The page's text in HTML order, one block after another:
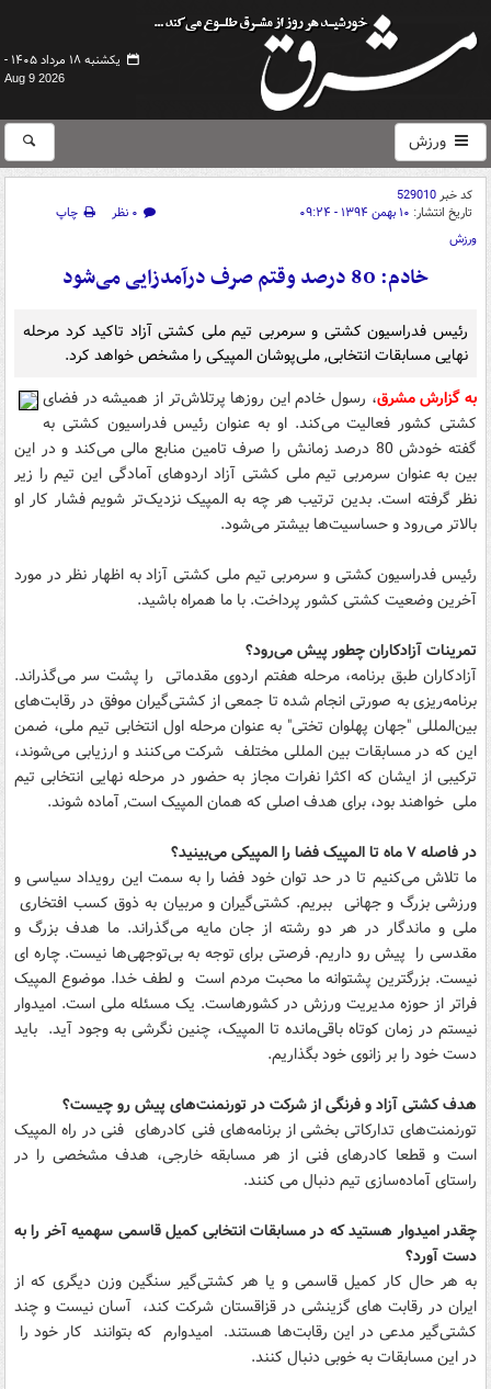
یکشنبه ۱۸ مرداد ۱۴۰۵ -
Aug 9 2026
ورزش
کد خبر529010
تاریخ انتشار: ۱۰ بهمن ۱۳۹۴ - ۰۹:۲۴ ۰ نظر
چاپ
ورزش
خادم: 80 درصد وقتم صرف درآمدزایی می‌شود
رئیس فدراسیون کشتی و سرمربی تیم ملی کشتی آزاد تاکید کرد مرحله
نهایی مسابقات انتخابی, ملی‌پوشان المپیکی را مشخص خواهد کرد.
به گزارش مشرق، رسول خادم این روزها پرتلاش‌تر از همیشه در فضای
کشتی کشور فعالیت می‌کند. او به عنوان رئیس فدراسیون کشتی به
گفته خودش 80 درصد زمانش را صرف تامین منابع مالی‌ می‌کند و در این
بین به عنوان سرمربی تیم ملی کشتی آزاد اردوهای آمادگی این تیم را زیر
نظر گرفته است. بدین ترتیب هر چه به المپیک نزدیک‌تر شویم فشار کار او
بالاتر می‌رود و حساسیت‌ها بیشتر می‌شود.
رئیس فدراسیون کشتی و سرمربی تیم ملی کشتی آزاد به اظهار نظر در مورد
آخرین وضعیت کشتی کشور پرداخت. با ما همراه باشید.
تمرینات آزادکاران چطور پیش می‌رود؟
آزادکاران طبق برنامه، مرحله هفتم اردوی مقدماتی را پشت سر می‌گذراند.
برنامه‌ریزی به صورتی انجام شده تا جمعی از کشتی‌گیران موفق در رقابت‌های
بین‌المللی "جهان پهلوان تختی" به عنوان مرحله اول انتخابی تیم ملی، ضمن
این که در مسابقات بین المللی مختلف شرکت می‌کنند و ارزیابی می‌شوند،
ترکیبی از ایشان که اکثرا نفرات مجاز به حضور در مرحله نهایی انتخابی تیم
ملی خواهند بود، برای هدف اصلی که همان المپیک است, آماده شوند.
در فاصله ٧ ماه تا المپیک فضا را المپیکی می‌بینید؟
ما تلاش می‌کنیم تا در حد توان خود فضا را به سمت این رویداد سیاسی و
ورزشی بزرگ و جهانی ببریم. کشتی‌گیران و مربیان به ذوق کسب افتخاری
ملی و ماندگار در هر دو رشته از جان مایه می‌گذراند. ما هدف بزرگ و
مقدسی را پیش رو داریم. فرصتی برای توجه به بی‌توجهی‌ها نیست. چاره ای
نیست. بزرگترین پشتوانه ما محبت مردم است و لطف خدا. موضوع المپیک
فراتر از حوزه مدیریت ورزش در کشورهاست. یک مسئله ملی است. امیدوار
نیستم در زمان کوتاه باقی‌مانده تا المپیک، چنین نگرشی به وجود آید. باید
دست خود را بر زانوی خود بگذاریم.
هدف کشتی آزاد و فرنگی از شرکت در تورنمنت‌های پیش رو چیست؟
تورنمنت‌های تدارکاتی بخشی از برنامه‌های فنی کادرهای فنی در راه المپیک
است و قطعا کادرهای فنی از هر مسابقه خارجی، هدف مشخصی را در
راستای آماده‌سازی تیم دنبال می کنند.
چقدر امیدوار هستید که در مسابقات انتخابی کمیل قاسمی سهمیه آخر را به
دست آورد؟
به هر حال کار کمیل قاسمی و یا هر کشتی‌گیر سنگین وزن دیگری که از
ایران در رقابت های گزینشی در قزاقستان شرکت کند، آسان نیست و چند
کشتی‌گیر مدعی در این رقابت‌ها هستند. امیدوارم که بتوانند کار خود را
در این مسابقات به خوبی دنبال کنند.